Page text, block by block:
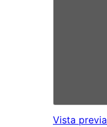
Vista previa